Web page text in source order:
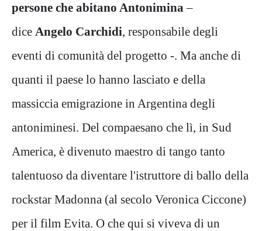
persone che abitano Antonimina–
dice Angelo Carchidi, responsabile degli
eventi di comunità del progetto -. Ma anche di
quanti il paese lo hanno lasciato e della
massiccia emigrazione in Argentina degli
antoniminesi. Del compaesano che lì, in Sud
America, è divenuto maestro di tango tanto
talentuoso da diventare l'istruttore di ballo della
rockstar Madonna (al secolo Veronica Ciccone)
per il film Evita. O che qui si viveva di un